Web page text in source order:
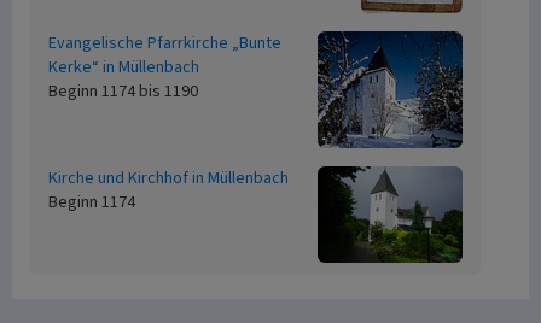
Evangelische Pfarrkirche „Bunte
Kerke“ in Müllenbach
Beginn 1174 bis 1190
Kirche und Kirchhof in Müllenbach
Beginn 1174